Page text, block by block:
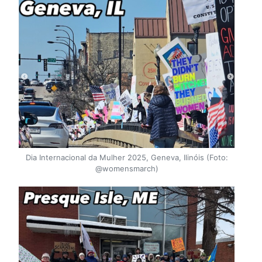
Dia Internacional da Mulher 2025, Geneva, Ilinóis (Foto:
@womensmarch)